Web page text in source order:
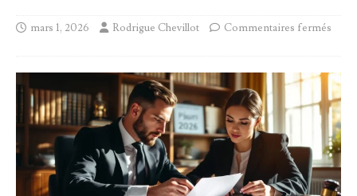
mars 1, 2026 Rodrigue Chevillot Commentaires fermés